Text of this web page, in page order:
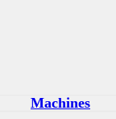
Machines